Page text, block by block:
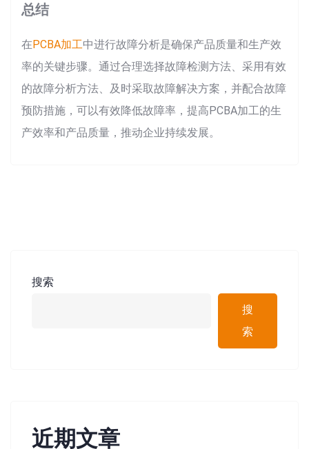
总结
在PCBA加工中进行故障分析是确保产品质量和生产效
率的关键步骤。通过合理选择故障检测方法、采用有效
的故障分析方法、及时采取故障解决方案，并配合故障
预防措施，可以有效降低故障率，提高PCBA加工的生
产效率和产品质量，推动企业持续发展。
搜索
搜
索
近期文章